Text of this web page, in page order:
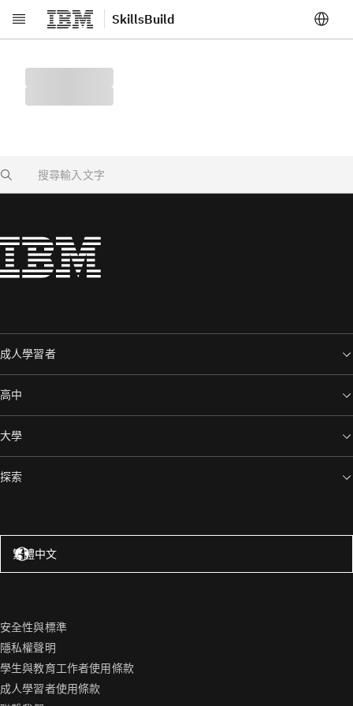
跳至主要內容 SkillsBuild
Search
成人學習者
高中
大學
探索
繁體中文
安全性與標準
隱私權聲明
學生與教育工作者使用條款
成人學習者使用條款